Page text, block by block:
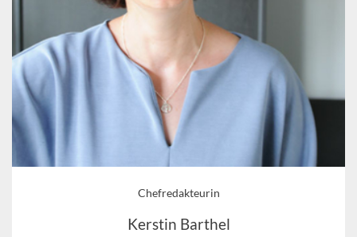
Chefredakteurin
Kerstin Barthel